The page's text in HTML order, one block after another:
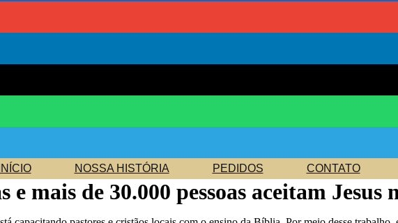
INÍCIO NOSSA HISTÓRIA PEDIDOS CONTATO
e mais de 30.000 pessoas aceitam Jesus